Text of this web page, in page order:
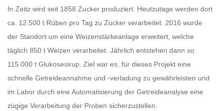
In Zeitz wird seit 1858 Zucker produziert. Heutzutage werden dort
ca. 12.500 t Rüben pro Tag zu Zucker verarbeitet. 2016 wurde
der Standort um eine Weizenstärkeanlage erweitert, welche
täglich 850 t Weizen verarbeitet. Jährlich entstehen dann so
115.000 t Glukosesirup. Ziel war es, für dieses Projekt eine
schnelle Getreideannahme und -verladung zu gewährleisten und
im Labor durch eine Automatisierung der Getreideanalyse eine
zügige Verarbeitung der Proben sicherzustellen.